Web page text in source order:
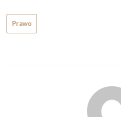
Prawo